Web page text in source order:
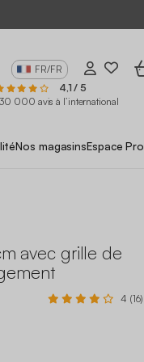
FR/FR
4,1 / 5
000 avis à l’international
Nos magasinsEspace Pro
avec grille de
4 (16)